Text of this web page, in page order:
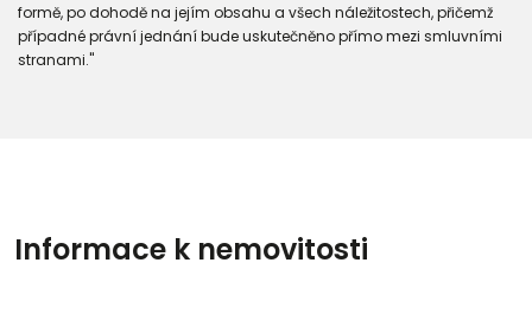
formě, po dohodě na jejím obsahu a všech náležitostech, přičemž
případné právní jednání bude uskutečněno přímo mezi smluvními
stranami."
Informace k nemovitosti